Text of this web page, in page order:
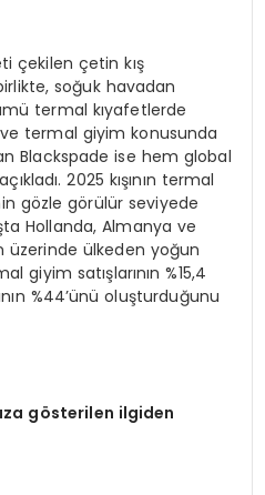
çekilen çetin kış
soğuk havadan
termal kıyafetlerde
termal giyim konusunda
Blackspade ise hem global
2025 kışının termal
gözle görülür seviyede
Hollanda, Almanya ve
üzerinde ülkeden yoğun
giyim satışlarının %15,4
%44’ünü oluşturduğunu
gösterilen ilgiden